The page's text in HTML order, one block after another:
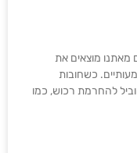
מאתנו מוצאים את
כשחובות
להחרמת רכוש, כמו